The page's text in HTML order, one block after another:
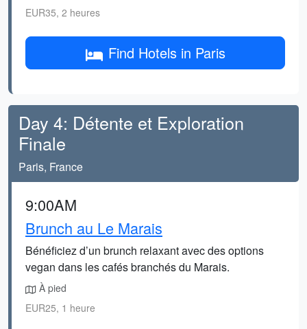
EUR35, 2 heures
Find Hotels in Paris
Day 4: Détente et Exploration
Finale
Paris, France
9:00AM
Brunch au Le Marais
Bénéficiez d’un brunch relaxant avec des options
vegan dans les cafés branchés du Marais.
À pied
EUR25, 1 heure